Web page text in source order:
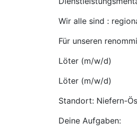
Wir alle sind :
Für unseren
Löter (m/w/d)
Löter (m/w/d)
Standort: Niefern-
Deine Aufgaben: